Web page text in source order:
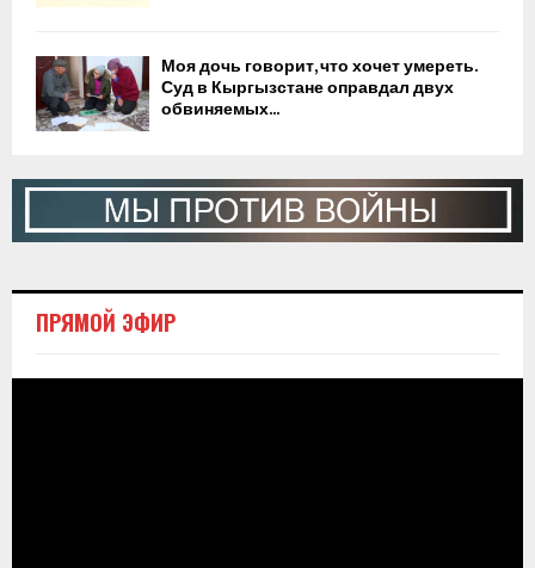
Моя дочь говорит, что хочет умереть.
Суд в Кыргызстане оправдал двух
обвиняемых...
ПРЯМОЙ ЭФИР